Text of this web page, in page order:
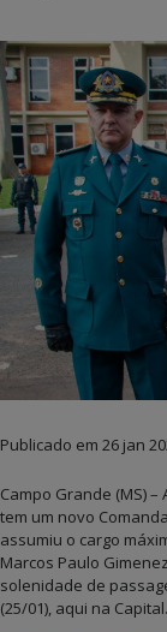
Publicado em 26 jan
Campo Grande (MS)
tem um novo
assumiu o cargo
Marcos Paulo
solenidade de
(25/01), aqui na Capital.